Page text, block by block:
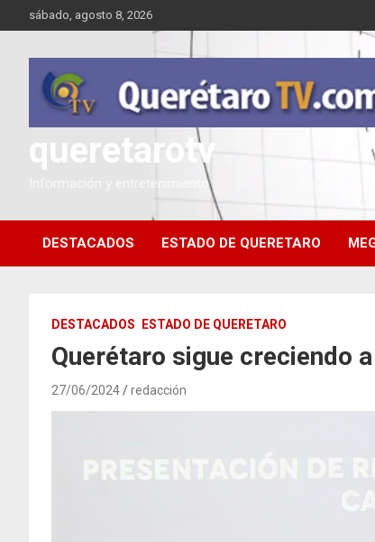
al
sábado, agosto 8, 2026
queretarotv
Información y entretenimiento
DESTACADOS ESTADO DE QUERETARO
DESTACADOS ESTADO DE QUERETARO
Querétaro sigue creciendo
27/06/2024 redacción